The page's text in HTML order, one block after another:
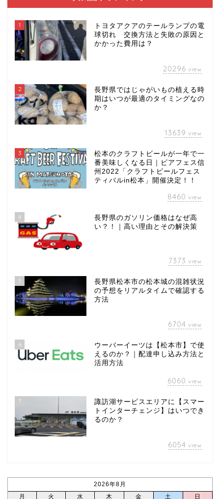
1
トヨタアクアのテールランプの電
球切れ 交換方法と失敗の原因と
かかった費用は？
20296 view
2
長野県ではじゃがいもの植える時
期はいつが最適のタイミングなの
か？
13639 view
3
松本のクラフトビールが一年で一
番美味しくなる日｜ビアフェス信
州2022「クラフトビールフェス
ティバルin松本」開催決定！！
8460 view
4
長野県のガソリン価格はなぜ高
い？！｜高い理由とその解決策
7373 view
5
長野県松本市の松本城の混雑状況
の予想をリアルタイムで確認する
方法
6704 view
6
ウーバーイーツは【松本市】で使
えるのか？｜配達申し込み方法と
活用方法
6060 view
7
諏訪湖サービスエリアに【スマー
トインターチェンジ】はいつでき
るのか？
6054 view
2026年8月
月
火 水 木 金 土 日